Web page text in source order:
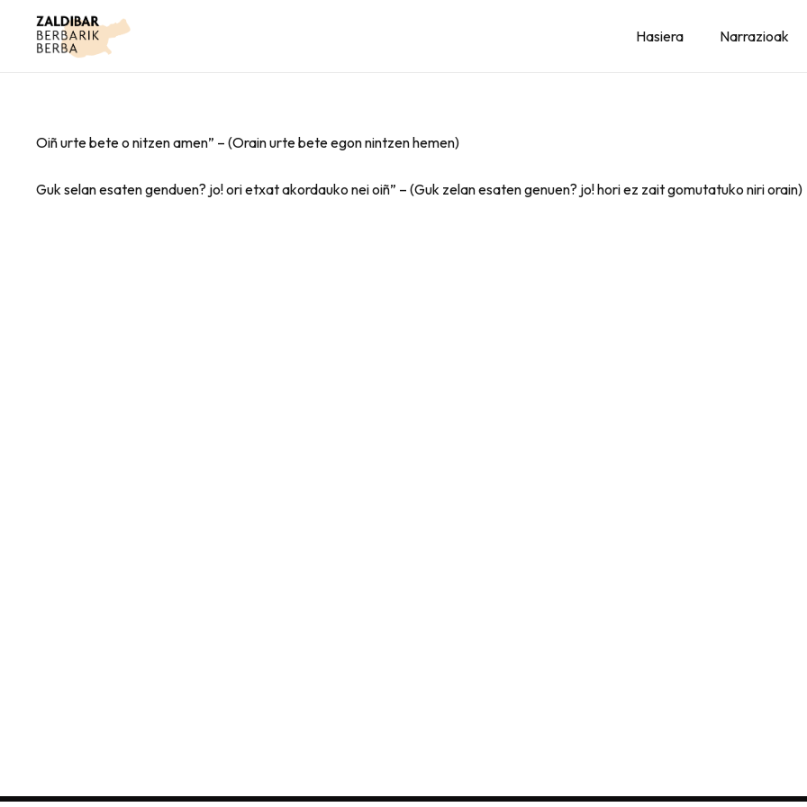
Hasiera Narrazioak
Oiñ urte bete o nitzen amen” – (Orain urte bete egon nintzen hemen)
Guk selan esaten genduen? jo! ori etxat akordauko nei oiñ” – (Guk zelan esaten genuen? jo! hori ez zait gomutatuko niri orain)